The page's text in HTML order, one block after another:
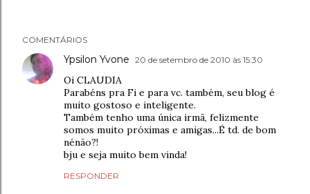
COMENTÁRIOS
Ypsilon Yvone 20 de setembro de 2010 às 15:30
Oi CLAUDIA
Parabéns pra Fi e para vc. também, seu blog é
muito gostoso e inteligente.
Também tenho uma única irmã, felizmente
somos muito próximas e amigas...É td. de bom
nénão?!
bju e seja muito bem vinda!
RESPONDER